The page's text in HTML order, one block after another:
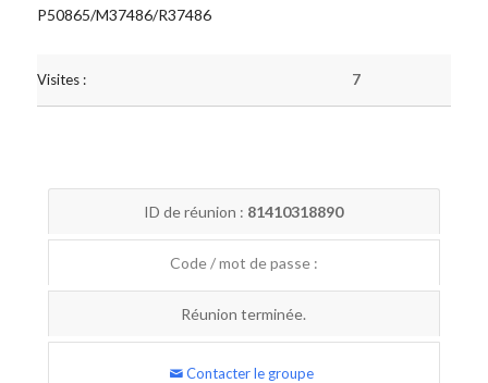
P50865/M37486/R37486
Visites : 7
ID de réunion : 81410318890
Code / mot de passe :
Réunion terminée.
Contacter le groupe